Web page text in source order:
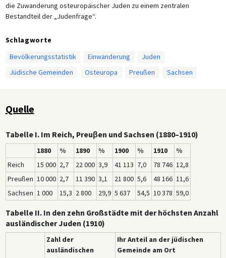
die Zuwanderung osteuropäischer Juden zu einem zentralen
Bestandteil der „Judenfrage“.
Schlagworte
Bevölkerungsstatistik
Einwanderung
Juden
Jüdische Gemeinden
Osteuropa Preußen Sachsen
Quelle
Tabelle I. Im Reich, Preuβen und Sachsen (1880–1910)
1880 % 1890 % 1900 % 1910
%
Reich
15 000 2,7 22 000 3,9 41 113 7,0 78 746 12,8
Preußen 10 000 2,7 11 390 3,1 21 800 5,6 48 166 11,6
Sachsen 1 000 15,3 2 800 29,9 5 637 54,5 10 378 59,0
Tabelle II. In den zehn Großstädte mit der höchsten Anzahl
ausländischer Juden (1910)
Zahl der
ausländischen
Ihr Anteil an der jüdischen
Gemeinde am Ort